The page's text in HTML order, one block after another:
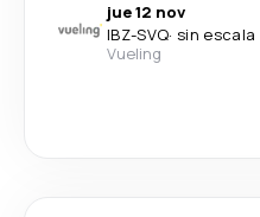
jue 12 nov
IBZ-SVQ· sin escala
Vueling